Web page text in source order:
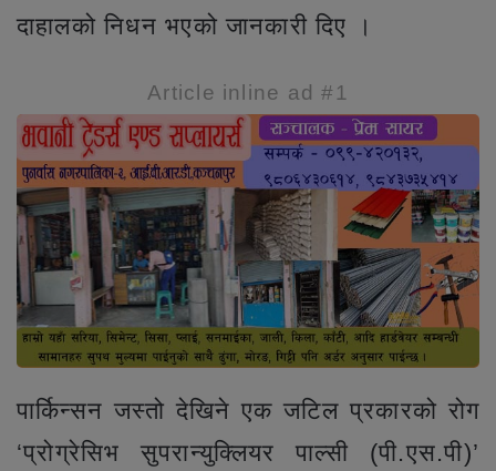
दाहालको निधन भएको जानकारी दिए ।
Article inline ad #1
पार्किन्सन जस्तो देखिने एक जटिल प्रकारको रोग
‘प्रोग्रेसिभ सुपरान्युक्लियर पाल्सी (पी.एस.पी)’